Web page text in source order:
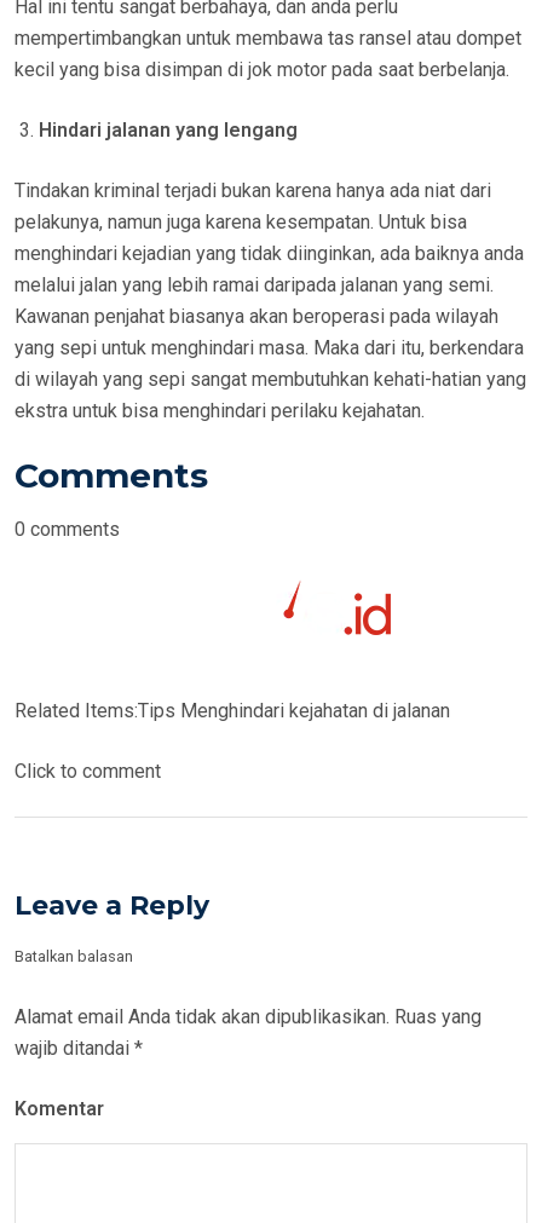
Hal ini tentu sangat berbahaya, dan anda perlu
mempertimbangkan untuk membawa tas ransel atau dompet
kecil yang bisa disimpan di jok motor pada saat berbelanja.
Hindari jalanan yang lengang
Tindakan kriminal terjadi bukan karena hanya ada niat dari
pelakunya, namun juga karena kesempatan. Untuk bisa
menghindari kejadian yang tidak diinginkan, ada baiknya anda
melalui jalan yang lebih ramai daripada jalanan yang semi.
Kawanan penjahat biasanya akan beroperasi pada wilayah
yang sepi untuk menghindari masa. Maka dari itu, berkendara
di wilayah yang sepi sangat membutuhkan kehati-hatian yang
ekstra untuk bisa menghindari perilaku kejahatan.
Comments
0 comments
Related Items:Tips Menghindari kejahatan di jalanan
Click to comment
Leave a Reply
Batalkan balasan
Alamat email Anda tidak akan dipublikasikan. Ruas yang
wajib ditandai *
Komentar